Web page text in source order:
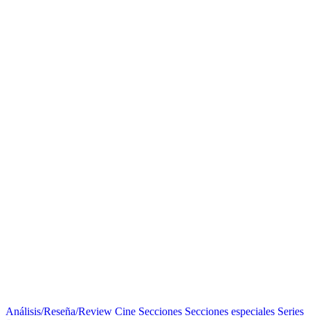
Análisis/Reseña/Review Cine Secciones Secciones especiales Series